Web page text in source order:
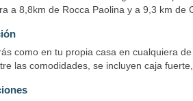
a 8,8km de Rocca Paolina y a 9,3 km de
como en tu propia casa en cualquiera
las comodidades, se incluyen caja